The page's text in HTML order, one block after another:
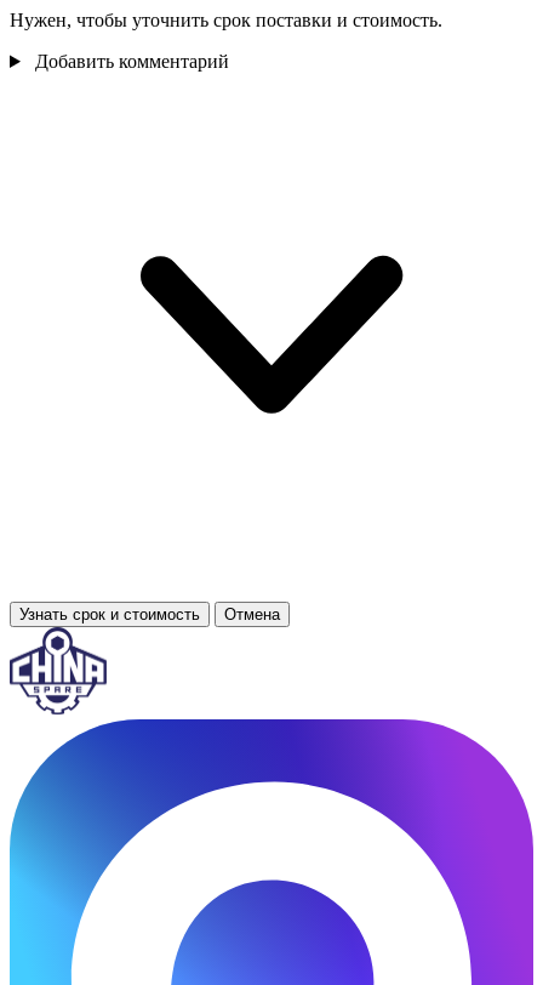
Нужен, чтобы уточнить срок поставки и стоимость.
Добавить комментарий
Узнать срок и стоимость Отмена